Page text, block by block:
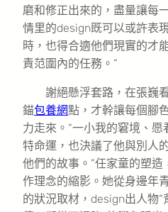
磨和修正出來的，盡量讓每
情里的design既可以或許表
時，也得合適他們現實的才
責范圍內的任務。”
謝絕懸浮套路，在張巍
錨包養網點，才幹讓每個腳
力走來。“一小我的窘境、
特命運，也決議了他與別人
他們的故事。”任家童的塑造
作理念的縮影。她從身邊年
的狀況取材，design出人物